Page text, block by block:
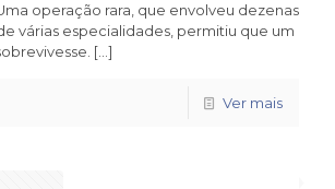
operação rara, que envolveu dezenas
várias especialidades, permitiu que um
[…]
Ver mais